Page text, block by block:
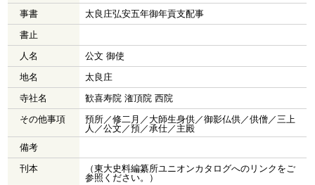
事書
太良庄弘安五年御年貢支配事
書止
人名
公文 御使
地名
太良庄
寺社名
歓喜寿院 潅頂院 西院
その他事項
預所／修二月／大師生身供／御影仏供／供僧／三上
人／公文／預／承仕／主殿
備考
刊本
（東大史料編纂所ユニオンカタログへのリンクをご
参照ください。）